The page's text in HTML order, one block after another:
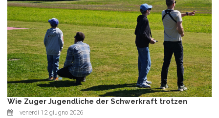
Wie Zuger Jugendliche der Schwerkraft trotzen
venerdì 12 giugno 2026